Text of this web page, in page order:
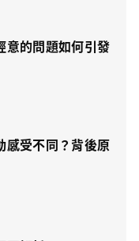
意的問題如何引發
感受不同？背後原